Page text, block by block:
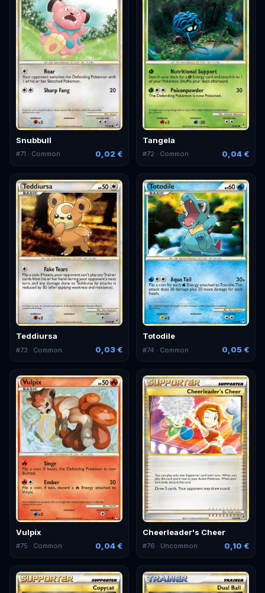
Snubbull
#71 · Common 0,02 €
Tangela
#72 · Common 0,04 €
Teddiursa
#73 · Common 0,03 €
Totodile
#74 · Common 0,05 €
Vulpix
#75 · Common 0,04 €
Cheerleader's Cheer
#76 · Uncommon 0,10 €